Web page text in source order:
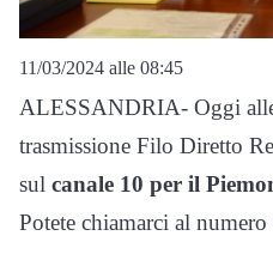
11/03/2024 alle 08:45
ALESSANDRIA- Oggi
trasmissione Filo Diretto
sul canale 10 per il
Potete chiamarci al numero